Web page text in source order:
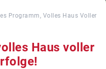
Programm, Volles Haus Voller
Haus voller